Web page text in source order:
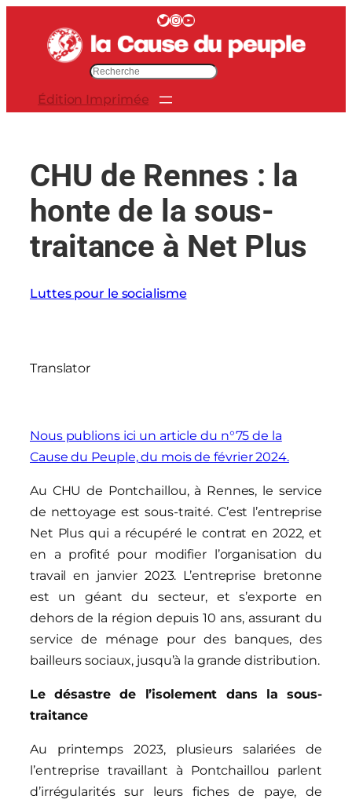
contenu
Twitter InstagramYouTube
c
e
r
Édition Imprimée
CHU de Rennes : la
honte de la sous-
traitance à Net Plus
Luttes pour le socialisme
Translator
Nous publions ici un article du n°75 de la
Cause du Peuple, du mois de février 2024.
Au CHU de Pontchaillou, à Rennes, le service
de nettoyage est sous-traité. C’est l’entreprise
Net Plus qui a récupéré le contrat en 2022, et
en a profité pour modifier l’organisation du
travail en janvier 2023. L’entreprise bretonne
est un géant du secteur, et s’exporte en
dehors de la région depuis 10 ans, assurant du
service de ménage pour des banques, des
bailleurs sociaux, jusqu’à la grande distribution.
Le désastre de l’isolement dans la sous-
traitance
Au printemps 2023, plusieurs salariées de
l’entreprise travaillant à Pontchaillou parlent
d’irrégularités sur leurs fiches de paye, de